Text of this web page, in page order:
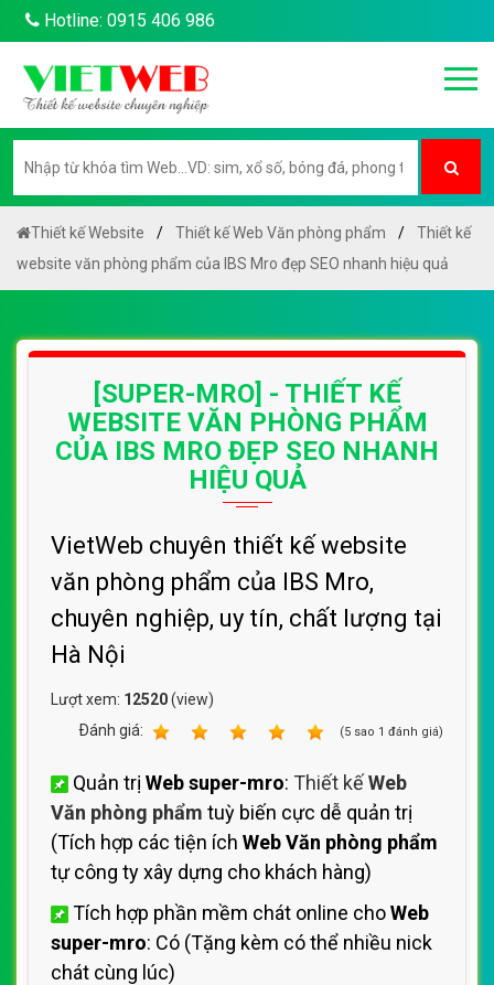
Hotline: 0915 406 986
Thiết kế Website Thiết kế Web Văn phòng phẩm
Thiết kế
website văn phòng phẩm của IBS Mro đẹp SEO nhanh hiệu quả
[SUPER-MRO] - THIẾT KẾ
WEBSITE VĂN PHÒNG PHẨM
CỦA IBS MRO ĐẸP SEO NHANH
HIỆU QUẢ
VietWeb chuyên thiết kế website
văn phòng phẩm của IBS Mro,
chuyên nghiệp, uy tín, chất lượng tại
Hà Nội
Lượt xem: 12520(view)
Ðánh giá:
(5 sao 1 đánh giá)
Quản trị Web super-mro: Thiết kếWeb
Văn phòng phẩm tuỳ biến cực dễ quản trị
(Tích hợp các tiện ích Web Văn phòng phẩm
tự công ty xây dựng cho khách hàng)
Tích hợp phần mềm chát online choWeb
super-mro: Có (Tặng kèm có thể nhiều nick
chát cùng lúc)